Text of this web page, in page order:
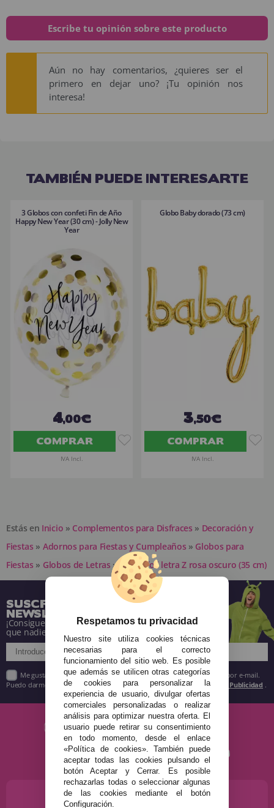
Escribe tu opinión sobre este producto
Aún no hay comentarios, ¿quieres ser el
primero en dejar uno? ¡Tu opinión nos
interesa!
TAMBIÉN PUEDE INTERESARTE
3 Globos con confeti Fin de Año
Happy New Year (30 cm) - Jolly New
Year
4,00€
COMPRAR
IVA Incl.
Globo Baby dorado (73 cm)
3,50€
COMPRAR
IVA Incl.
Estás en Inicio » Complementos para Disfraces » Decoración y
Fiestas » Adornos para Fiestas y Cumpleaños » Globos para
Fiestas » Globos de Letras » Globo foil letra Z rosa oscuro (35 cm)
SUSCRÍBETE A NUESTRA
NEWSLETTER
¡Consigue descuentos y entérate de todo antes
que nadie!
Me gustaría recibir descuentos exclusivos, novedades y tendencias por e-mail.
Puedo darme de baja cuando quiera según lo recogido en la Política de Publicidad .
¿NECESITAS AYUDA?
Respetamos tu privacidad
Nuestro site utiliza cookies técnicas
necesarias para el correcto
funcionamiento del sitio web. Es posible
que además se utilicen otras categorías
de cookies para personalizar la
experiencia de usuario, divulgar ofertas
comerciales personalizadas o realizar
análisis para optimizar nuestra oferta. El
usuario puede retirar su consentimiento
en todo momento, desde el enlace
«Política de cookies». También puede
aceptar todas las cookies pulsando el
botón Aceptar y Cerrar. Es posible
rechazarlas todas o seleccionar algunas
de las cookies mediante el botón
Configuración.